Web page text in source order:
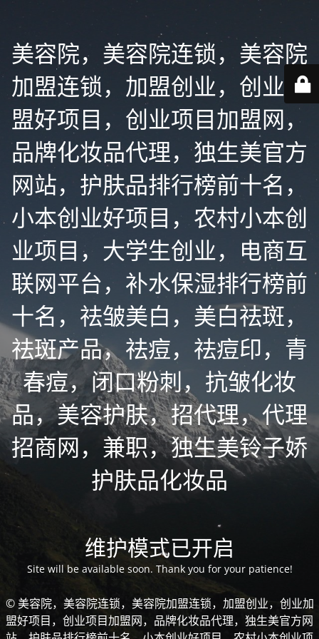
美容院，美容院连锁，美容院
加盟连锁，加盟创业，创业加
盟好项目，创业项目加盟网，
品牌化妆品代理，独生美官方
网站，护肤品排行榜前十名，
小本创业好项目，农村小本创
业项目，大学生创业，电商互
联网平台，补水保湿排行榜前
十名，祛皱美白，美白祛斑，
祛斑产品，祛痘，祛痘印，青
春痘，闭口粉刺，抗皱化妆
品，美容护肤，招代理，代理
招商网，兼职，独生美铃子娇
护肤品化妆品
维护模式已开启
Site will be available soon. Thank you for your patience!
© 美容院，美容院连锁，美容院加盟连锁，加盟创业，创业加
盟好项目，创业项目加盟网，品牌化妆品代理，独生美官方网